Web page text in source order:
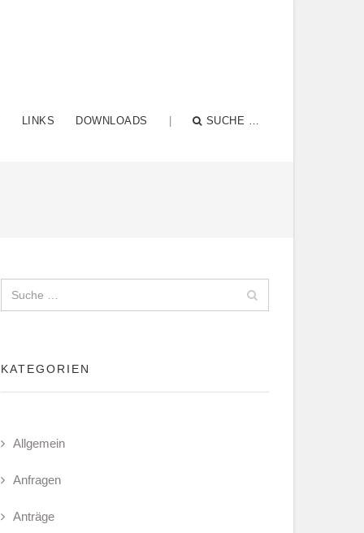
LINKS DOWNLOADS SUCHE …
KATEGORIEN
Allgemein
Anfragen
Anträge